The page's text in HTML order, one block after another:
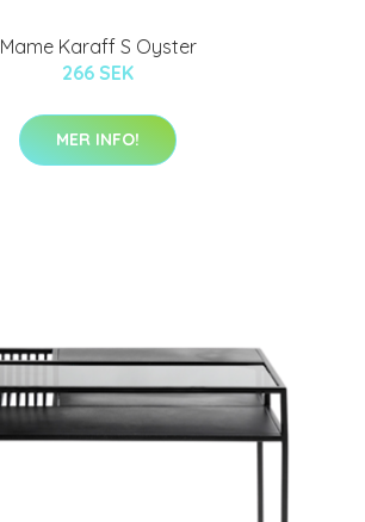
Mame Karaff S Oyster
266 SEK
MER INFO!